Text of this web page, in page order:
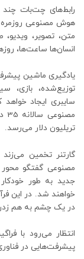
هوش مصنوعی روزمره
متن، تصویر،
انسان‌ها ساعت‌ها،
یادگیری ماشین
توزیع‌شده، بازی،
تریلیون دلار می‌رسد.
گارتنر تخمین
مصنوعی گفتگو محور
جدید به طور
خواهند شد. در این
در یک چشم به هم
انتظار می‌رود با
پیشرفت‌هایی در